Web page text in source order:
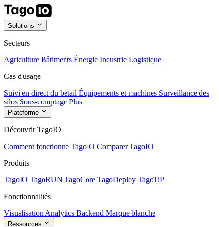
Solutions
Secteurs
Agriculture Bâtiments Énergie Industrie Logistique
Cas d'usage
Suivi en direct du bétail Équipements et machines Surveillance des
silos Sous-comptage Plus
Plateforme
Découvrir TagoIO
Comment fonctionne TagoIO Comparer TagoIO
Produits
TagoIO TagoRUN TagoCore TagoDeploy TagoTiP
Fonctionnalités
Visualisation Analytics Backend Marque blanche
Ressources